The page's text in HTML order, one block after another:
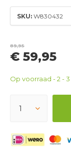
SKU: W830432
89,95
€ 59,95
Op voorraad - 2 -